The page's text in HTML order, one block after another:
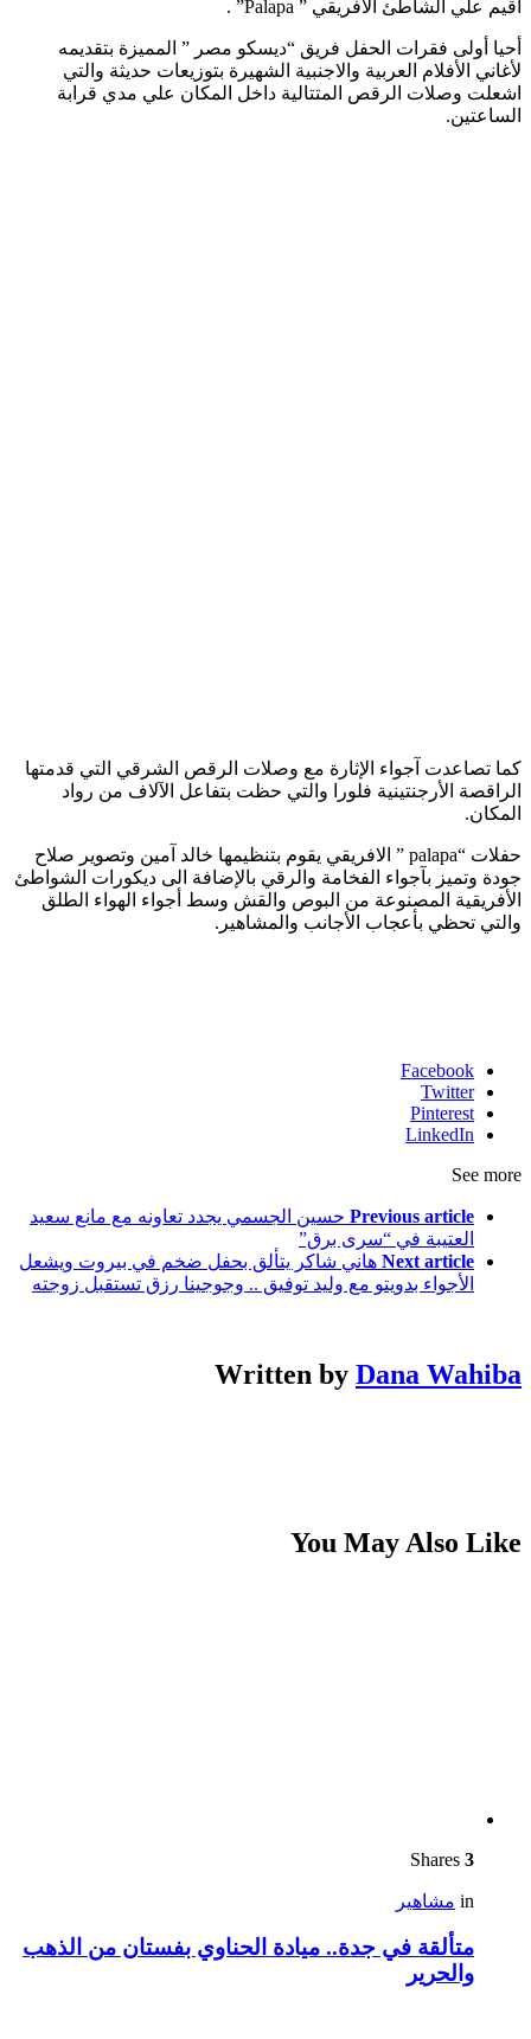
اقيم علي الشاطئ الأفريقي ” Palapa” .
أحيا أولى فقرات الحفل فريق “ديسكو مصر ” المميزة بتقديمه
لأغاني الأفلام العربية والاجنبية الشهيرة بتوزيعات حديثة والتي
اشعلت وصلات الرقص المتتالية داخل المكان علي مدي قرابة
الساعتين.
كما تصاعدت آجواء الإثارة مع وصلات الرقص الشرقي التي قدمتها
الراقصة الأرجنتينية فلورا والتي حظت بتفاعل الآلاف من رواد
المكان.
حفلات “palapa ” الافريقي يقوم بتنظيمها خالد آمين وتصوير صلاح
جودة وتميز بآجواء الفخامة والرقي بالإضافة الى ديكورات الشواطئ
الأفريقية المصنوعة من البوص والقش وسط أجواء الهواء الطلق
والتي تحظي بأعجاب الأجانب والمشاهير.
Facebook
Twitter
Pinterest
LinkedIn
See more
Previous article حسين الجسمي يجدد تعاونه مع مانع سعيد
العتيبة في “سرى برق”
Next article هاني شاكر يتألق بحفل ضخم في بيروت ويشعل
الأجواء بدويتو مع وليد توفيق .. وجوجينا رزق تستقبل زوجته
Written by Dana Wahiba
You May Also Like
3
in مشاهير
متألقة في جدة.. ميادة الحناوي بفستان من الذهب
والحرير